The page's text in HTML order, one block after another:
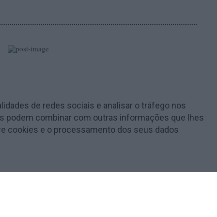
de redes sociais e analisar o tráfego nos
podem combinar com outras informações que lhes
cookies e o processamento dos seus dados